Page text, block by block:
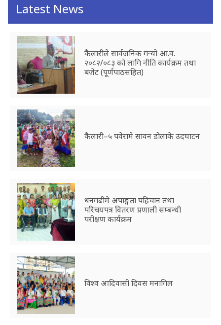
Latest News
कैलारीले सार्वजनिक गर्‍यो आ.व.
२०८२/०८३ को लागि नीति कार्यक्रम तथा
बजेट (पूर्णपाठसहित)
कैलारी–५ पवेरामे सावन डोलाके उदघाटन
धनगढीमे अपाङ्गता पहिचान तथा
परिचयपत्र वितरण प्रणाली सम्बन्धी
परीक्षण कार्यक्रम
विश्व आदिवासी दिवस मनागिल